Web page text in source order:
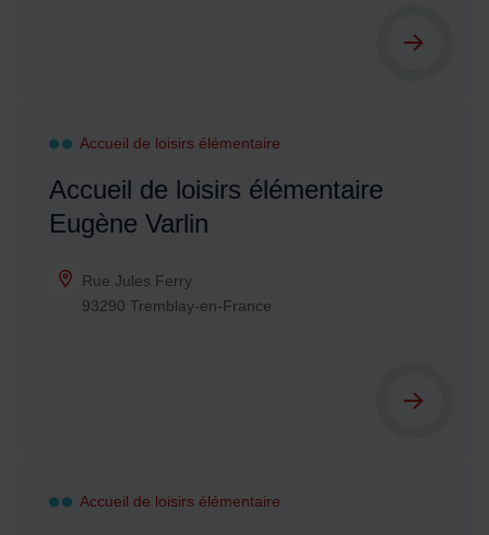
Accueil de loisirs élémentaire
Accueil de loisirs élémentaire
Eugène Varlin
Rue Jules Ferry
93290 Tremblay-en-France
Accueil de loisirs élémentaire